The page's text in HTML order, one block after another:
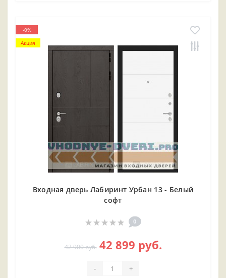
-0%
Акция
Входная дверь Лабиринт Урбан 13 - Белый
софт
0
42 900 руб. 42 899 руб.
- +